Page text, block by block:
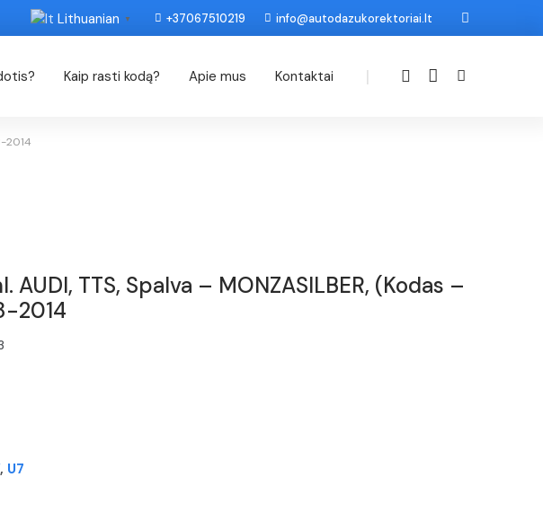
Lithuanian ▼ +37067510219 info@autodazukorektoriai.lt
Kaip rasti kodą? Apie mus Kontaktai |
2014
AUDI, TTS, Spalva – MONZASILBER, (Kodas –
2014
, U7